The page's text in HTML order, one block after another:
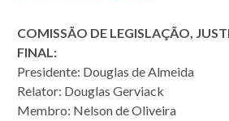
COMISSÃO DE LEGISLAÇÃO,
FINAL:
Presidente: Douglas de Almeida
Relator: Douglas Gerviack
Membro: Nelson de Oliveira